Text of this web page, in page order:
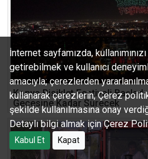
Konya Bisiklet Festivali
Gecesine Kadar Sürecek
İnternet sayfamızda,
getirebilmek ve kullanıcı
amacıyla; çerezlerden
kullanarak çerezlerin, Çerez
şekilde kullanılmasına onay
Detaylı bilgi almak için Çerez
Kabul Et Kapat